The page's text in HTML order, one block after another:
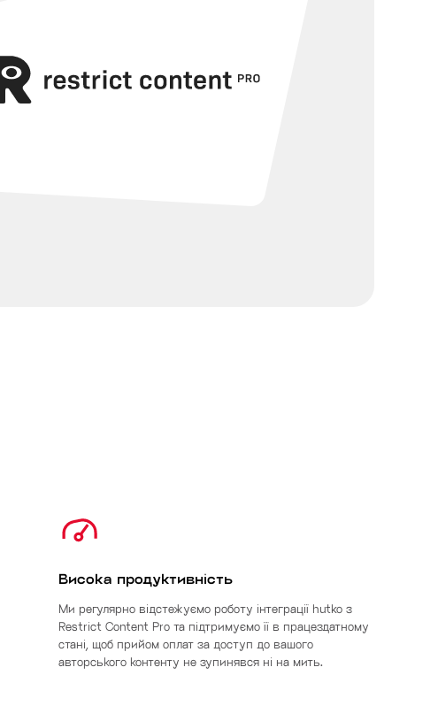
Висока продуктивність
Ми регулярно відстежуємо роботу інтеграції hutko з
Restrict Content Pro та підтримуємо її в працездатному
стані, щоб прийом оплат за доступ до вашого
авторського контенту не зупинявся ні на мить.